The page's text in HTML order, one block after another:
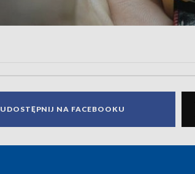
UDOSTĘPNIJ NA FACEBOOKU